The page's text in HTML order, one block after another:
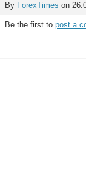
By ForexTimes on
Be the first to post a